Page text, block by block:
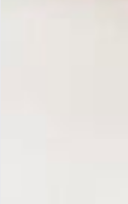
Quelles sont les